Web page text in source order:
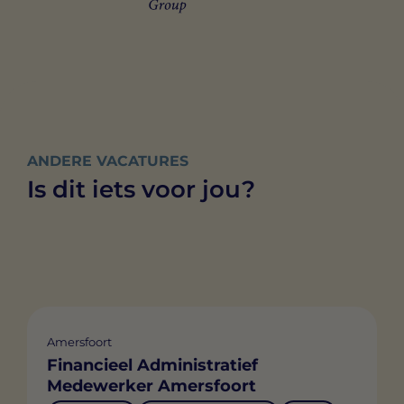
ANDERE VACATURES
Is dit iets voor jou?
Amersfoort
Financieel Administratief
Medewerker Amersfoort